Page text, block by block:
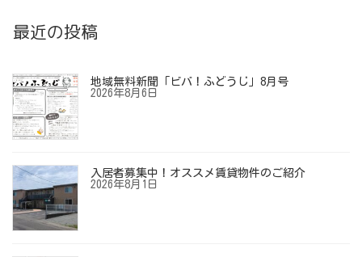
最近の投稿
地域無料新聞「ビバ！ふどうじ」8月号
2026年8月6日
入居者募集中！オススメ賃貸物件のご紹介
2026年8月1日